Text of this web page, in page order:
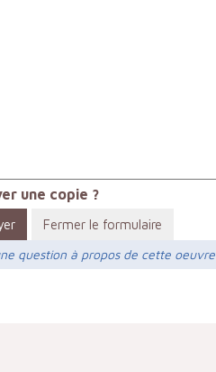
une copie ?
Fermer le formulaire
question à propos de cette oeuvre